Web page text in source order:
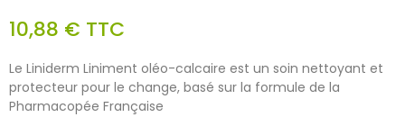
10,88 € TTC
Le Liniderm Liniment oléo-calcaire est un soin nettoyant et
protecteur pour le change, basé sur la formule de la
Pharmacopée Française